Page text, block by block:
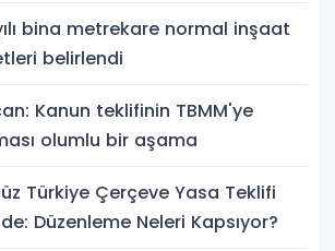
bina metrekare normal inşaat
belirlendi
Kanun teklifinin TBMM'ye
olumlu bir aşama
Türkiye Çerçeve Yasa Teklifi
Düzenleme Neleri Kapsıyor?